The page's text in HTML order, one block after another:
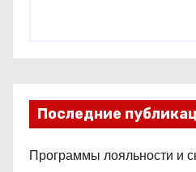
Последние
Программы лояльности и